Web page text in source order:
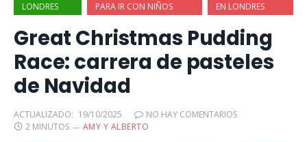
LONDRES
PARA IR CON NIÑOS
EN LONDRES
Great Christmas Pudding
Race: carrera de pasteles
de Navidad
ACTUALIZADO: 19/10/2025
NO HAY COMENTARIOS
2 MINUTOS
AMY Y ALBERTO